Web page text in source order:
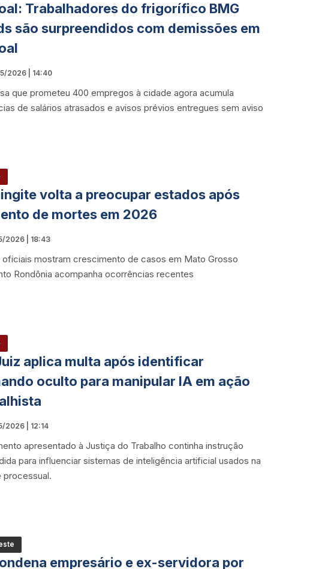
Trabalhadores do frigorífico BMG
são surpreendidos com demissões em
2026 | 14:40
que prometeu 400 empregos à cidade agora acumula
de salários atrasados e avisos prévios entregues sem aviso
volta a preocupar estados após
de mortes em 2026
2026 | 18:43
oficiais mostram crescimento de casos em Mato Grosso
Rondônia acompanha ocorrências recentes
aplica multa após identificar
oculto para manipular IA em ação
2026 | 12:14
apresentado à Justiça do Trabalho continha instrução
para influenciar sistemas de inteligência artificial usados na
processual.
empresário e ex-servidora por